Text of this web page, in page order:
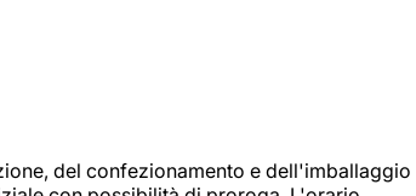
del confezionamento e dell'imballaggio